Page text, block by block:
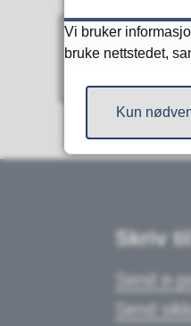
Skriv
Send e-
Send
Vi bruker
bruke nettstedet,
Kun